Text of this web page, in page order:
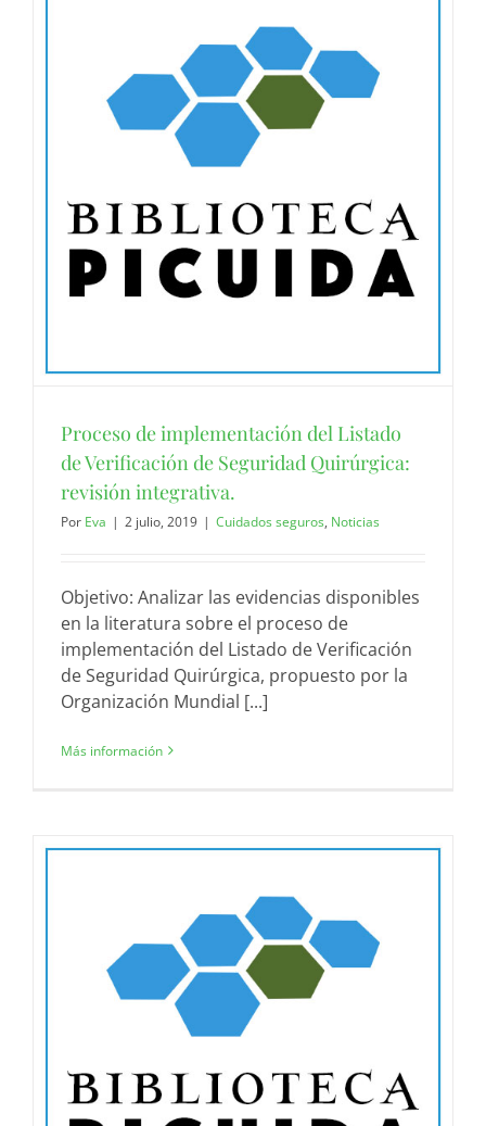
Proceso de implementación del Listado
de Verificación de Seguridad Quirúrgica:
revisión integrativa.
Por Eva | 2 julio, 2019 | Cuidados seguros, Noticias
Objetivo: Analizar las evidencias disponibles
en la literatura sobre el proceso de
implementación del Listado de Verificación
de Seguridad Quirúrgica, propuesto por la
Organización Mundial [...]
Más información